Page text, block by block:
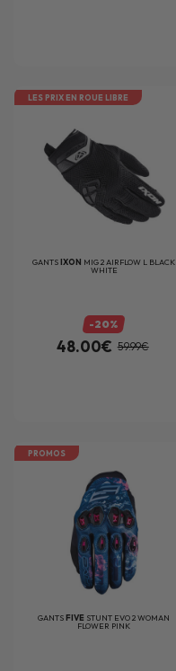
LES PRIX EN ROUE LIBRE
GANTSIXON MIG 2 AIRFLOW L BLACK
WHITE
-20%
48.00€ 59.99€
PROMOS
GANTSFIVE STUNT EVO 2 WOMAN
FLOWER PINK